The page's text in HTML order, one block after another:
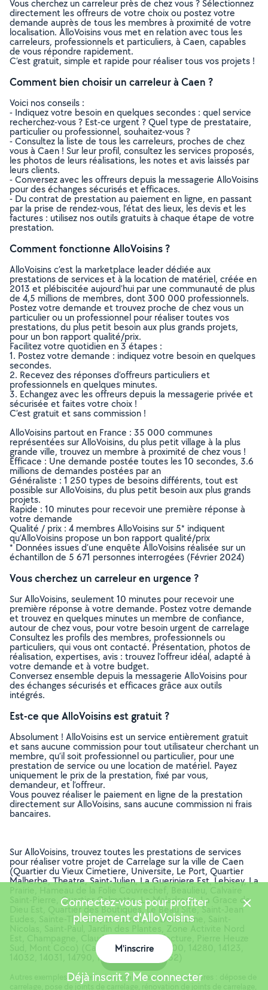
Vous cherchez un carreleur près de chez vous ? Sélectionnez
directement les offreurs de votre choix ou postez votre
demande auprès de tous les membres à proximité de votre
localisation. AlloVoisins vous met en relation avec tous les
carreleurs, professionnels et particuliers, à Caen, capables
de vous répondre rapidement.
C’est gratuit, simple et rapide pour réaliser tous vos projets !
Comment bien choisir un carreleur à Caen ?
Voici nos conseils :
- Indiquez votre besoin en quelques secondes : quel service
recherchez-vous ? Est-ce urgent ? Quel type de prestataire,
particulier ou professionnel, souhaitez-vous ?
- Consultez la liste de tous les carreleurs, proches de chez
vous à Caen ! Sur leur profil, consultez les services proposés,
les photos de leurs réalisations, les notes et avis laissés par
leurs clients.
- Conversez avec les offreurs depuis la messagerie AlloVoisins
pour des échanges sécurisés et efficaces.
- Du contrat de prestation au paiement en ligne, en passant
par la prise de rendez-vous, l’état des lieux, les devis et les
factures : utilisez nos outils gratuits à chaque étape de votre
prestation.
Comment fonctionne AlloVoisins ?
AlloVoisins c’est la marketplace leader dédiée aux
prestations de services et à la location de matériel, créée en
2013 et plébiscitée aujourd’hui par une communauté de plus
de 4,5 millions de membres, dont 300 000 professionnels.
Postez votre demande et trouvez proche de chez vous un
particulier ou un professionnel pour réaliser toutes vos
prestations, du plus petit besoin aux plus grands projets,
pour un bon rapport qualité/prix.
Facilitez votre quotidien en 3 étapes :
1. Postez votre demande : indiquez votre besoin en quelques
secondes.
2. Recevez des réponses d’offreurs particuliers et
professionnels en quelques minutes.
3. Echangez avec les offreurs depuis la messagerie privée et
sécurisée et faites votre choix !
C’est gratuit et sans commission !
AlloVoisins partout en France : 35 000 communes
représentées sur AlloVoisins, du plus petit village à la plus
grande ville, trouvez un membre à proximité de chez vous !
Efficace : Une demande postée toutes les 10 secondes, 3.6
millions de demandes postées par an
Généraliste : 1 250 types de besoins différents, tout est
possible sur AlloVoisins, du plus petit besoin aux plus grands
projets.
Rapide : 10 minutes pour recevoir une première réponse à
votre demande
Qualité / prix : 4 membres AlloVoisins sur 5* indiquent
qu’AlloVoisins propose un bon rapport qualité/prix
* Données issues d’une enquête AlloVoisins réalisée sur un
échantillon de 5 671 personnes interrogées (Février 2024)
Vous cherchez un carreleur en urgence ?
Sur AlloVoisins, seulement 10 minutes pour recevoir une
première réponse à votre demande. Postez votre demande
et trouvez en quelques minutes un membre de confiance,
autour de chez vous, pour votre besoin urgent de carrelage
Consultez les profils des membres, professionnels ou
particuliers, qui vous ont contacté. Présentation, photos de
réalisation, expertises, avis : trouvez l'offreur idéal, adapté à
votre demande et à votre budget.
Conversez ensemble depuis la messagerie AlloVoisins pour
des échanges sécurisés et efficaces grâce aux outils
intégrés.
Est-ce que AlloVoisins est gratuit ?
Absolument ! AlloVoisins est un service entièrement gratuit
et sans aucune commission pour tout utilisateur cherchant un
membre, qu’il soit professionnel ou particulier, pour une
prestation de service ou une location de matériel. Payez
uniquement le prix de la prestation, fixé par vous,
demandeur, et l’offreur.
Vous pouvez réaliser le paiement en ligne de la prestation
directement sur AlloVoisins, sans aucune commission ni frais
bancaires.
Sur AlloVoisins, trouvez toutes les prestations de services
pour réaliser votre projet de Carrelage sur la ville de Caen
(Quartier du Vieux Cimetiere, Universite, Le Port, Quartier
Malherbe, Theatre, Saint-Julien, La Gueriniere Est, Lebisey, La
Saint-Pierre, Quartier Calmette, La Maladrerie, La Grace de
Dieu Est, Quartier des Boutiques, Le Beau Site, Saint-Jean
Eudes, Sainte-Therese, Le Marais, La Demi-Lune, Saint-
Nicolas, Saint-Paul, Jardin des Plantes, Zone Activite Nord
Est, Champagne, Claude Decaen, Prefecture, Pierre Heuze
Sud, Mont Coco) (Calvados, 14000, 14200, 14280, 14123,
14032, 14031, 14790, 14120, 14027, 14052)
Autres exemples de prestations réalisées par nos membres : dépose de
carrelage, pose de joints de carrelage, rénovation de joints de carrelage,
Connectez-vous pour profiter
pleinement d'AlloVoisins
M'inscrire
Déjà inscrit ? Me connecter